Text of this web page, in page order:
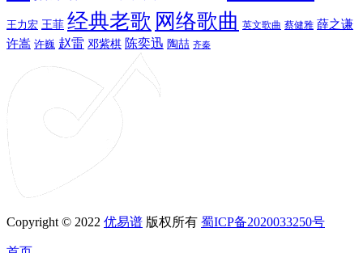
王力宏 王菲 经典老歌 网络歌曲 英文歌曲 蔡健雅 薛之谦
许嵩 许巍 赵雷 邓紫棋 陈奕迅 陶喆 齐秦
Copyright © 2022 优易谱 版权所有 蜀ICP备2020033250号